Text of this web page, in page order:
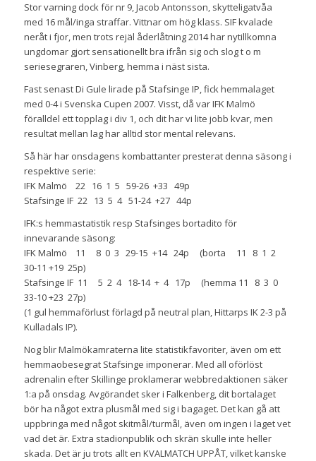
Stor varning dock för nr 9, Jacob Antonsson, skytteligatvåa
med 16 mål/inga straffar. Vittnar om hög klass. SIF kvalade
neråt i fjor, men trots rejäl åderlåtning 2014 har nytillkomna
ungdomar gjort sensationellt bra ifrån sig och slog t o m
seriesegraren, Vinberg, hemma i näst sista.
Fast senast Di Gule lirade på Stafsinge IP, fick hemmalaget
med 0-4 i Svenska Cupen 2007. Visst, då var IFK Malmö
föralldel ett topplag i div 1, och dit har vi lite jobb kvar, men
resultat mellan lag har alltid stor mental relevans.
Så här har onsdagens kombattanter presterat denna säsong i
respektive serie:
IFK Malmö 22 16 1 5 59-26 +33 49p
Stafsinge IF 22 13 5 4 51-24 +27 44p
IFK:s hemmastatistik resp Stafsinges bortadito för
innevarande säsong:
IFK Malmö 11 8 0 3 29-15 +14 24p (borta 11 8 1 2
30-11 +19 25p)
Stafsinge IF 11 5 2 4 18-14 + 4 17p (hemma 11 8 3 0
33-10 +23 27p)
(1 gul hemmaförlust förlagd på neutral plan, Hittarps IK 2-3 på
Kulladals IP).
Nog blir Malmökamraterna lite statistikfavoriter, även om ett
hemmaobesegrat Stafsinge imponerar. Med all oförlöst
adrenalin efter Skillinge proklamerar webbredaktionen säker
1:a på onsdag. Avgörandet sker i Falkenberg, dit bortalaget
bör ha något extra plusmål med sig i bagaget. Det kan gå att
uppbringa med något skitmål/turmål, även om ingen i laget vet
vad det är. Extra stadionpublik och skrän skulle inte heller
skada. Det är ju trots allt en KVALMATCH UPPÅT, vilket kanske